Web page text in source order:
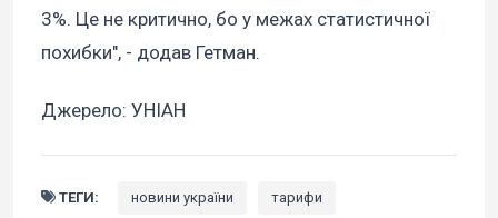
3%. Це не критично, бо у межах статистичної
похибки", - додав Гетман.
Джерело: УНІАН
ТЕГИ: новини україни тарифи